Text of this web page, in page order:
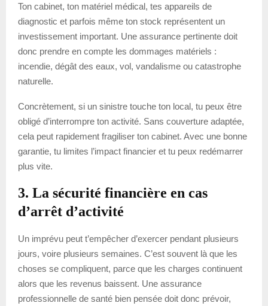
Ton cabinet, ton matériel médical, tes appareils de
diagnostic et parfois même ton stock représentent un
investissement important. Une assurance pertinente doit
donc prendre en compte les dommages matériels :
incendie, dégât des eaux, vol, vandalisme ou catastrophe
naturelle.
Concrètement, si un sinistre touche ton local, tu peux être
obligé d’interrompre ton activité. Sans couverture adaptée,
cela peut rapidement fragiliser ton cabinet. Avec une bonne
garantie, tu limites l’impact financier et tu peux redémarrer
plus vite.
3. La sécurité financière en cas
d’arrêt d’activité
Un imprévu peut t’empêcher d’exercer pendant plusieurs
jours, voire plusieurs semaines. C’est souvent là que les
choses se compliquent, parce que les charges continuent
alors que les revenus baissent. Une assurance
professionnelle de santé bien pensée doit donc prévoir,